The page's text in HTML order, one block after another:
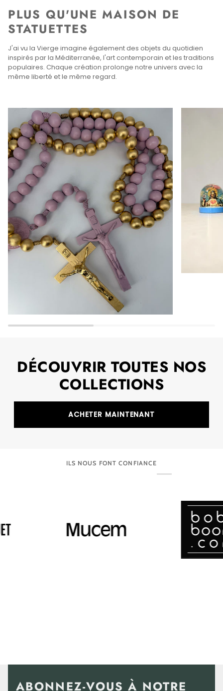
PLUS QU'UNE MAISON DE
STATUETTES
J'ai vu la Vierge imagine également des objets du quotidien
inspirés par la Méditerranée, l'art contemporain et les traditions
populaires. Chaque création prolonge notre univers avec la
même liberté et le même regard.
DÉCOUVRIR TOUTES NOS
COLLECTIONS
ACHETER MAINTENANT
ILS NOUS FONT CONFIANCE
ABONNEZ-VOUS À NOTRE